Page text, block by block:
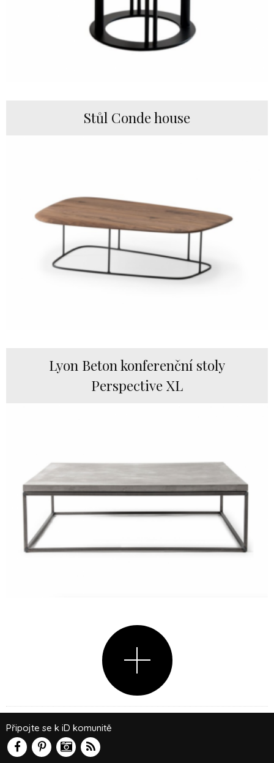
Stůl Conde house
Lyon Beton konferenční stoly
Perspective XL
Připojte se k iD komunitě